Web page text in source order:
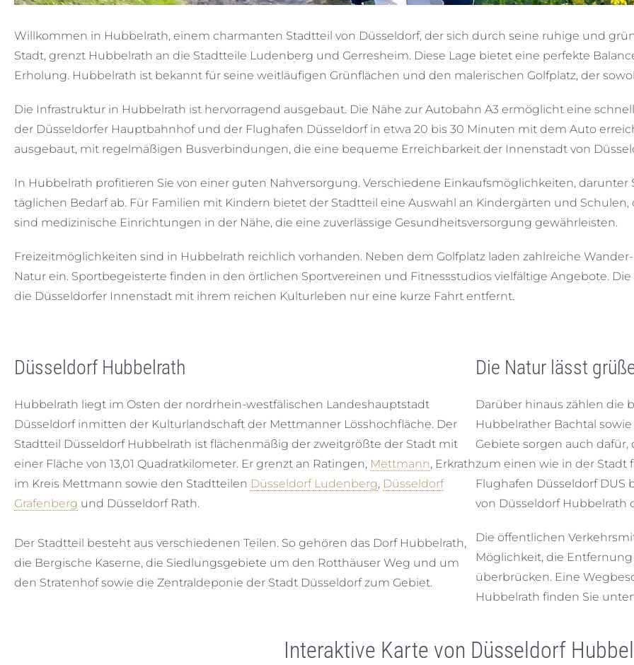
Willkommen in Hubbelrath, einem charmanten Stadtteil von Düsseldorf, der sich durch seine ruhige und
Stadt, grenzt Hubbelrath an die Stadtteile Ludenberg und Gerresheim. Diese Lage bietet eine perfekte
Erholung. Hubbelrath ist bekannt für seine weitläufigen Grünflächen und den malerischen Golfplatz, der
Die Infrastruktur in Hubbelrath ist hervorragend ausgebaut. Die Nähe zur Autobahn A3 ermöglicht eine
der Düsseldorfer Hauptbahnhof und der Flughafen Düsseldorf in etwa 20 bis 30 Minuten mit dem Auto
ausgebaut, mit regelmäßigen Busverbindungen, die eine bequeme Erreichbarkeit der Innenstadt von
In Hubbelrath profitieren Sie von einer guten Nahversorgung. Verschiedene Einkaufsmöglichkeiten,
täglichen Bedarf ab. Für Familien mit Kindern bietet der Stadtteil eine Auswahl an Kindergärten und
sind medizinische Einrichtungen in der Nähe, die eine zuverlässige Gesundheitsversorgung gewährleisten.
Freizeitmöglichkeiten sind in Hubbelrath reichlich vorhanden. Neben dem Golfplatz laden zahlreiche
Natur ein. Sportbegeisterte finden in den örtlichen Sportvereinen und Fitnessstudios vielfältige Angebote.
die Düsseldorfer Innenstadt mit ihrem reichen Kulturleben nur eine kurze Fahrt entfernt.
Düsseldorf Hubbelrath
Hubbelrath liegt im Osten der nordrhein-westfälischen Landeshauptstadt
Düsseldorf inmitten der Kulturlandschaft der Mettmanner Lösshochfläche. Der
Stadtteil Düsseldorf Hubbelrath ist flächenmäßig der zweitgrößte der Stadt mit
einer Fläche von 13,01 Quadratkilometer. Er grenzt an Ratingen, Mettmann, Erkrath
im Kreis Mettmann sowie den Stadtteilen Düsseldorf Ludenberg, Düsseldorf
Grafenberg und Düsseldorf Rath.
Der Stadtteil besteht aus verschiedenen Teilen. So gehören das Dorf Hubbelrath,
die Bergische Kaserne, die Siedlungsgebiete um den Rotthäuser Weg und um
den Stratenhof sowie die Zentraldeponie der Stadt Düsseldorf zum Gebiet.
Die Natur lässt
Darüber hinaus zählen die
Hubbelrather Bachtal
Gebiete sorgen auch
zum einen wie in der Stadt
Flughafen Düsseldorf
von Düsseldorf Hubbelrath
Die öffentlichen
Möglichkeit, die
überbrücken. Eine
Hubbelrath finden Sie
Interaktive Karte von Düsseldorf